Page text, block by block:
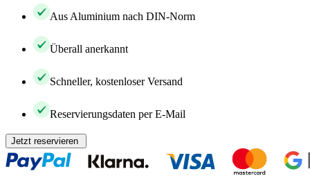
Aus Aluminium nach DIN-Norm
Überall anerkannt
Schneller, kostenloser Versand
Reservierungsdaten per E-Mail
Jetzt reservieren